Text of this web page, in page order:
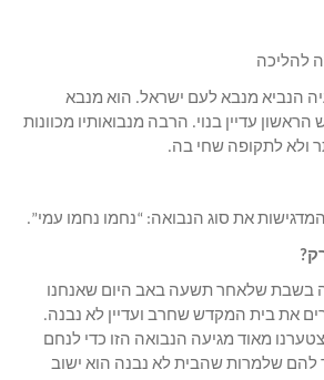
להליכה
הנביא מנבא לעם ישראל. הוא מנבא
עדיין בנוי. הרבה מנבואותיו מכוונות
ולא לתקופה שחי בה.
את סוג הנבואה: “נחמו נחמו עמי”.
בשבת שלאחר תשעה באב היום שאנחנו
את בית המקדש שחרב ועדיין לא נבנה.
מאוד מגיעה הנבואה הזו כדי לנחם
להם שלמרות שהבית לא נבנה הוא ישוב